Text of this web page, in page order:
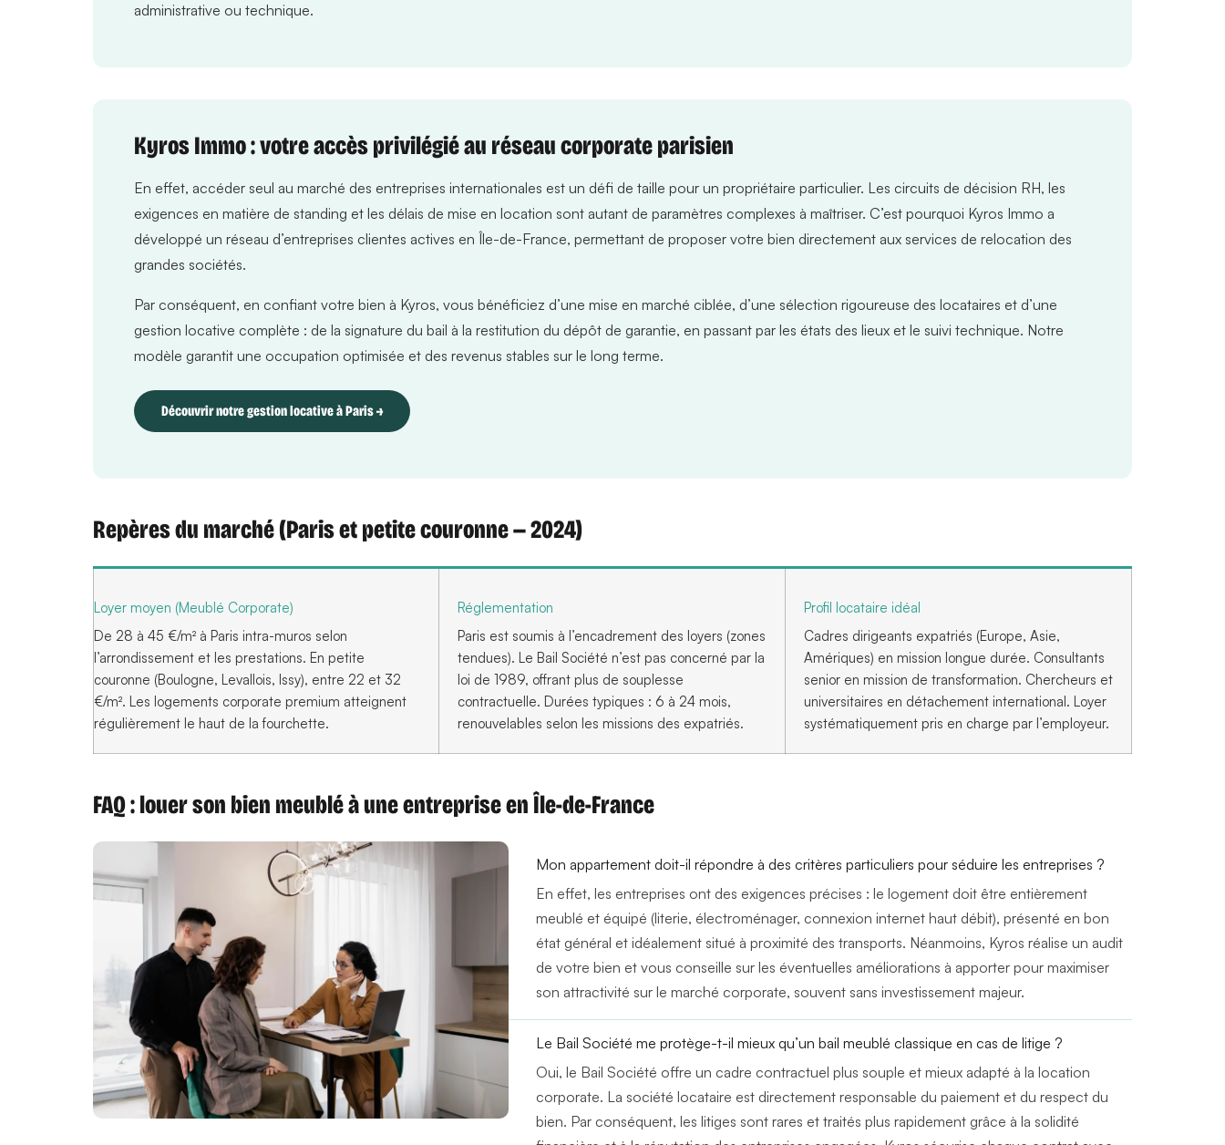
administrative ou technique.
Kyros Immo : votre accès privilégié au réseau corporate parisien
En effet, accéder seul au marché des entreprises internationales est un défi de taille pour un propriétaire particulier. Les circuits de décision RH, les
exigences en matière de standing et les délais de mise en location sont autant de paramètres complexes à maîtriser. C’est pourquoi Kyros Immo a
développé un réseau d’entreprises clientes actives en Île-de-France, permettant de proposer votre bien directement aux services de relocation des
grandes sociétés.
Par conséquent, en confiant votre bien à Kyros, vous bénéficiez d’une mise en marché ciblée, d’une sélection rigoureuse des locataires et d’une
gestion locative complète : de la signature du bail à la restitution du dépôt de garantie, en passant par les états des lieux et le suivi technique. Notre
modèle garantit une occupation optimisée et des revenus stables sur le long terme.
Découvrir notre gestion locative à Paris →
Repères du marché (Paris et petite couronne — 2024)
Loyer moyen (Meublé Corporate)
De 28 à 45 €/m² à Paris intra-muros selon
l’arrondissement et les prestations. En petite
couronne (Boulogne, Levallois, Issy), entre 22 et 32
€/m². Les logements corporate premium atteignent
régulièrement le haut de la fourchette.
Réglementation
Paris est soumis à l’encadrement des loyers (zones
tendues). Le Bail Société n’est pas concerné par la
loi de 1989, offrant plus de souplesse
contractuelle. Durées typiques : 6 à 24 mois,
renouvelables selon les missions des expatriés.
Profil locataire idéal
Cadres dirigeants expatriés (Europe, Asie,
Amériques) en mission longue durée. Consultants
senior en mission de transformation. Chercheurs et
universitaires en détachement international. Loyer
systématiquement pris en charge par l’employeur.
FAQ : louer son bien meublé à une entreprise en Île-de-France
Mon appartement doit-il répondre à des critères particuliers pour séduire les entreprises ?
En effet, les entreprises ont des exigences précises : le logement doit être entièrement
meublé et équipé (literie, électroménager, connexion internet haut débit), présenté en bon
état général et idéalement situé à proximité des transports. Néanmoins, Kyros réalise un audit
de votre bien et vous conseille sur les éventuelles améliorations à apporter pour maximiser
son attractivité sur le marché corporate, souvent sans investissement majeur.
Le Bail Société me protège-t-il mieux qu’un bail meublé classique en cas de litige ?
Oui, le Bail Société offre un cadre contractuel plus souple et mieux adapté à la location
corporate. La société locataire est directement responsable du paiement et du respect du
bien. Par conséquent, les litiges sont rares et traités plus rapidement grâce à la solidité